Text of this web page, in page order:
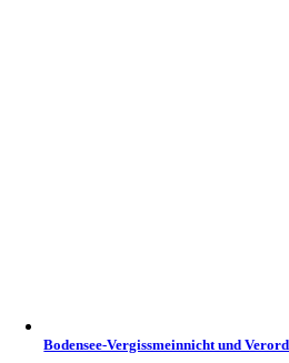
Bodensee-Vergissmeinnicht und